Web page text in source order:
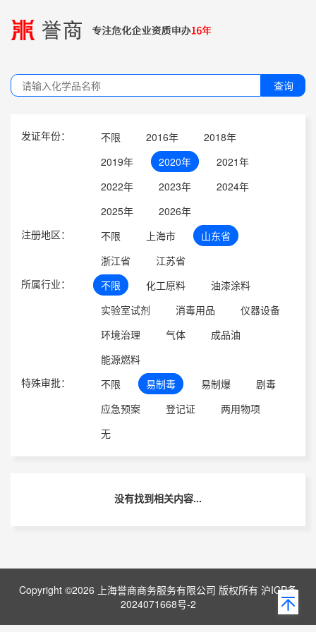
查询
发证年份： 不限 2016年
2018年
2019年
2020年
2021年
2022年
2023年
2024年
2025年
2026年
注册地区：
不限 上海市
山东省
浙江省
江苏省
所属行业：
不限 化工原料
油漆涂料
实验室试剂
消毒用品
仪器设备
环境治理
气体
成品油
能源燃料
特殊审批：
不限 易制毒 易制爆
剧毒
应急预案
登记证
两用物项
无
没有找到相关内容...
Copyright ©2026 上海誉商商务服务有限公司 版权所有 沪ICP备
2024071668号-2